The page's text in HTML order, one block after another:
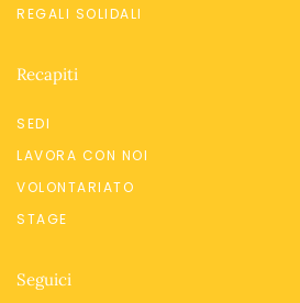
REGALI SOLIDALI
Recapiti
SEDI
LAVORA CON NOI
VOLONTARIATO
STAGE
Seguici